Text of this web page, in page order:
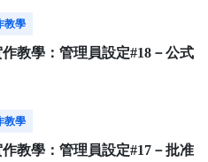
教學
作教學：管理員設定#18－公式
教學
作教學：管理員設定#17－批准